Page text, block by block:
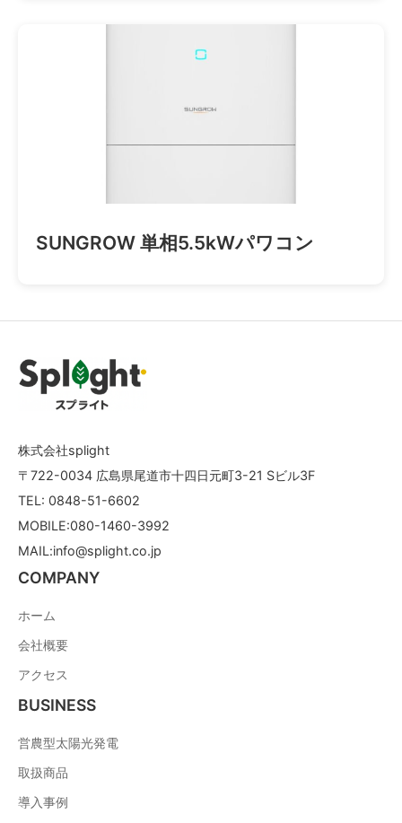
SUNGROW 単相5.5kWパワコン
株式会社splight
〒722-0034 広島県尾道市十四日元町3-21 Sビル3F
TEL: 0848-51-6602
MOBILE:080-1460-3992
MAIL:info@splight.co.jp
COMPANY
ホーム
会社概要
アクセス
BUSINESS
営農型太陽光発電
取扱商品
導入事例